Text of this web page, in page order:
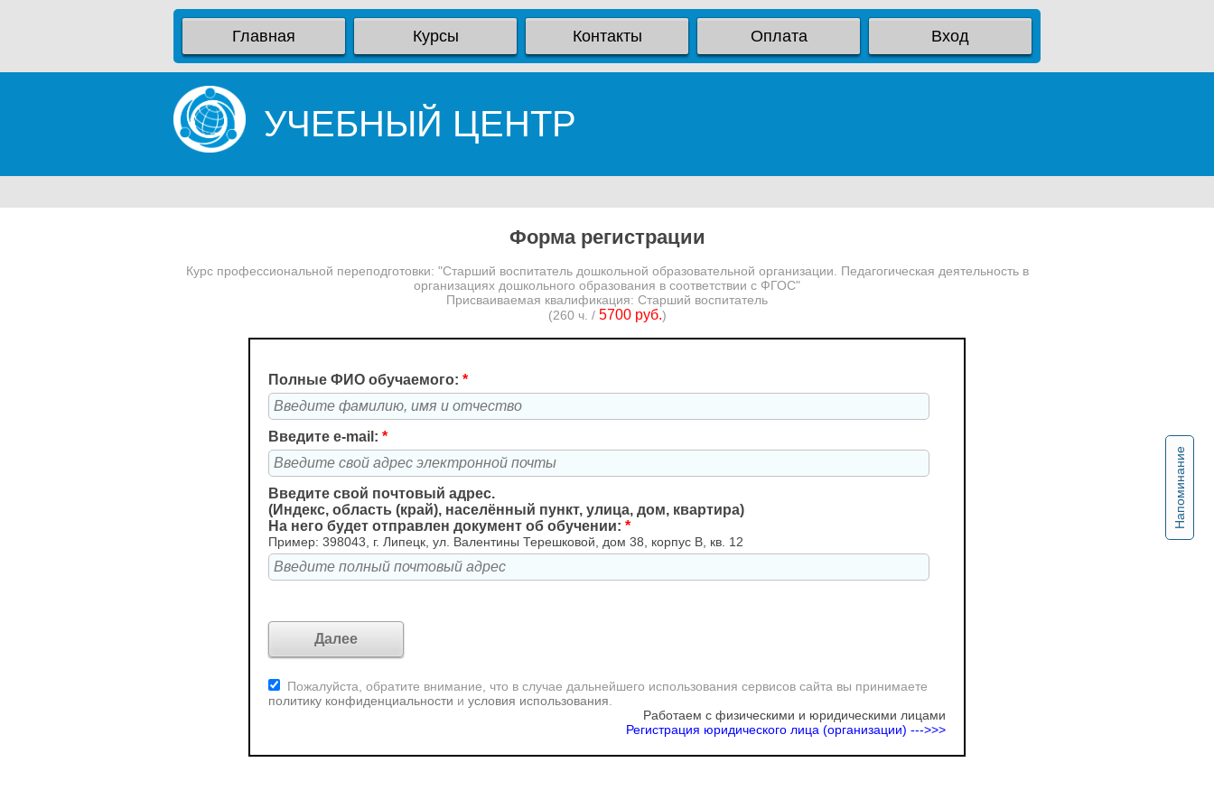
Главная Курсы Контакты Оплата Вход
УЧЕБНЫЙ ЦЕНТР
Напоминание
Форма регистрации
Курс профессиональной переподготовки: "Старший воспитатель дошкольной образовательной организации. Педагогическая деятельность в
организациях дошкольного образования в соответствии с ФГОС"
Присваиваемая квалификация: Старший воспитатель
(260 ч. / 5700 руб.)
Полные ФИО обучаемого: *
Введите e-mail: *
Введите свой почтовый адрес.
(Индекс, область (край), населённый пункт, улица, дом, квартира)
На него будет отправлен документ об обучении: *
Пример: 398043, г. Липецк, ул. Валентины Терешковой, дом 38, корпус В, кв. 12
Пожалуйста, обратите внимание, что в случае дальнейшего использования сервисов сайта вы принимаете
политику конфиденциальности и условия использования
Работаем с физическими и юридическими лицами
Регистрация юридического лица (организации) --->>>